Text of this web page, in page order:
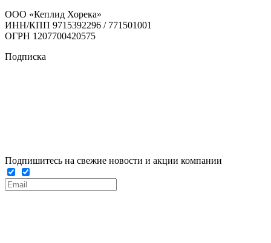
ООО «Кеплид Хорека»
ИНН/КПП 9715392296 / 771501001
ОГРН 1207700420575
Подписка
Подпишитесь на свежие новости и акции компании